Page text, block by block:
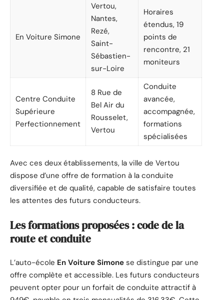
En Voiture Simone
Vertou,
Nantes,
Rezé,
Saint-
Sébastien-
sur-Loire
Horaires
étendus, 19
points de
rencontre, 21
moniteurs
Centre Conduite
Supérieure
Perfectionnement
8 Rue de
Bel Air du
Rousselet,
Vertou
Conduite
avancée,
accompagnée,
formations
spécialisées
Avec ces deux établissements, la ville de Vertou
dispose d’une offre de formation à la conduite
diversifiée et de qualité, capable de satisfaire toutes
les attentes des futurs conducteurs.
Les formations proposées : code de la
route et conduite
L’auto-école En Voiture Simone se distingue par une
offre complète et accessible. Les futurs conducteurs
peuvent opter pour un forfait de conduite attractif à